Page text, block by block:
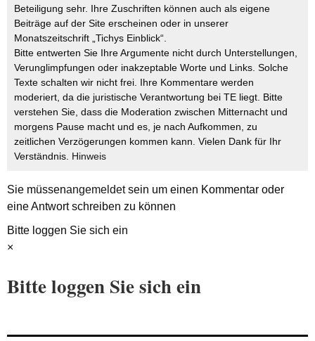
Beteiligung sehr. Ihre Zuschriften können auch als eigene
Beiträge auf der Site erscheinen oder in unserer
Monatszeitschrift „Tichys Einblick“.
Bitte entwerten Sie Ihre Argumente nicht durch Unterstellungen,
Verunglimpfungen oder inakzeptable Worte und Links. Solche
Texte schalten wir nicht frei. Ihre Kommentare werden
moderiert, da die juristische Verantwortung bei TE liegt. Bitte
verstehen Sie, dass die Moderation zwischen Mitternacht und
morgens Pause macht und es, je nach Aufkommen, zu
zeitlichen Verzögerungen kommen kann. Vielen Dank für Ihr
Verständnis. Hinweis
Sie müssenangemeldetsein um einen Kommentar oder
eine Antwort schreiben zu können
Bitte loggen Sie sich ein
×
Bitte loggen Sie sich ein